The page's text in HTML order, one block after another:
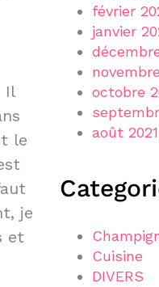
Il
le
je
et
février
janvier
octobre
août 2021
Cuisine
DIVERS